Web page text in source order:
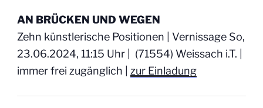
AN BRÜCKEN UND WEGEN
Zehn künstlerische Positionen | Vernissage So,
23.06.2024, 11:15 Uhr | (71554) Weissach i.T. |
immer frei zugänglich | zur Einladung